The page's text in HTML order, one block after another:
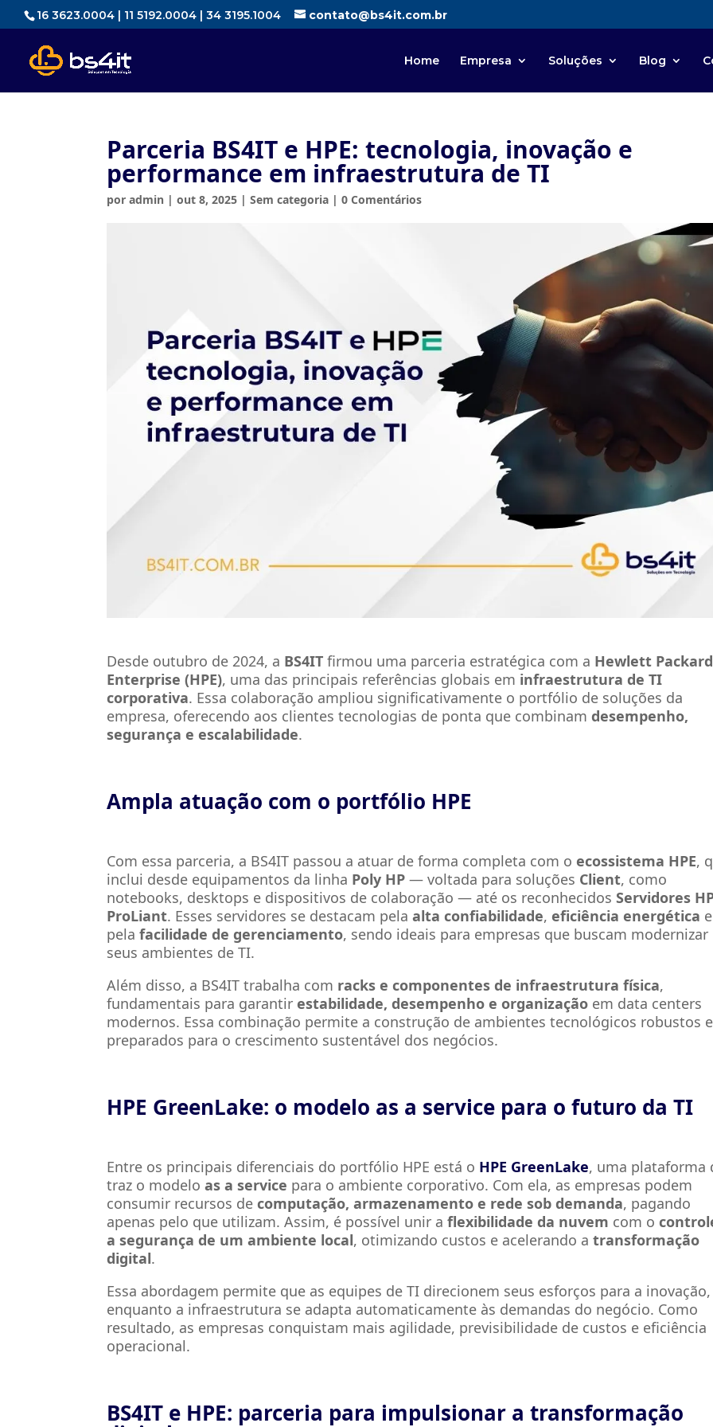
16 3623.0004 | 11 5192.0004 | 34 3195.1004 contato@bs4it.com.br
Home Empresa Soluções Blog
Parceria BS4IT e HPE: tecnologia, inovação e
performance em infraestrutura de TI
poradmin |out 8, 2025 |Sem categoria |0 Comentários
Desde outubro de 2024, a BS4IT firmou uma parceria estratégica com a Hewlett Packard
Enterprise (HPE), uma das principais referências globais em infraestrutura de TI
corporativa. Essa colaboração ampliou significativamente o portfólio de soluções da
empresa, oferecendo aos clientes tecnologias de ponta que combinamdesempenho,
segurança e escalabilidade.
Ampla atuação com o portfólio HPE
Com essa parceria, a BS4IT passou a atuar de forma completa com o ecossistema HPE,
inclui desde equipamentos da linha Poly HP — voltada para soluções Client, como
notebooks, desktops e dispositivos de colaboração — até os reconhecidosServidores
ProLiant. Esses servidores se destacam pelaalta confiabilidade, eficiência energética e
pelafacilidade de gerenciamento, sendo ideais para empresas que buscam modernizar
seus ambientes de TI.
Além disso, a BS4IT trabalha com racks e componentes de infraestrutura física,
fundamentais para garantir estabilidade, desempenho e organização em data centers
modernos. Essa combinação permite a construção de ambientes tecnológicos robustos e
preparados para o crescimento sustentável dos negócios.
HPE GreenLake: o modelo as a service para o futuro da TI
Entre os principais diferenciais do portfólio HPE está o HPE GreenLake, uma plataforma
traz o modeloas a service para o ambiente corporativo. Com ela, as empresas podem
consumir recursos decomputação, armazenamento e rede sob demanda, pagando
apenas pelo que utilizam. Assim, é possível unir aflexibilidade da nuvem com o
a segurança de um ambiente local, otimizando custos e acelerando atransformação
digital.
Essa abordagem permite que as equipes de TI direcionem seus esforços para a inovação,
enquanto a infraestrutura se adapta automaticamente às demandas do negócio. Como
resultado, as empresas conquistam mais agilidade, previsibilidade de custos e eficiência
operacional.
BS4IT e HPE: parceria para impulsionar a transformação